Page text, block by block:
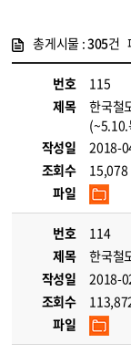
총게시물 :305건
번호
115
제목
한국철
작성일
2018-
조회수
15,078
파일
번호
114
제목
한국철
작성일
2018-
조회수
파일